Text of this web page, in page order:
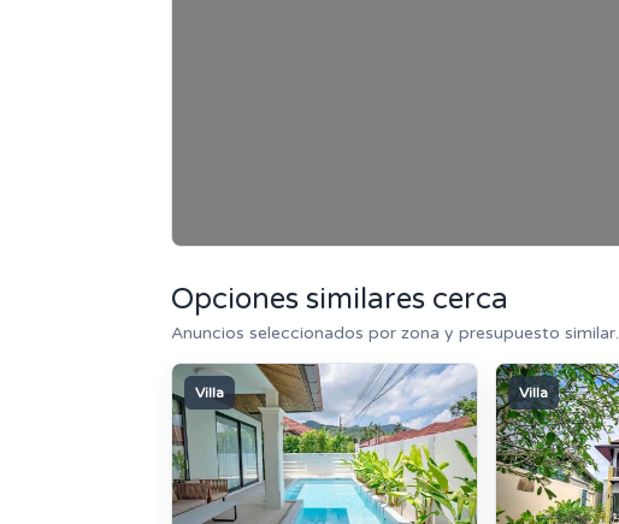
Opciones similares cerca
Anuncios seleccionados por zona y presupuesto similar.
Villa Villa